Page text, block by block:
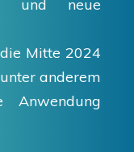
und neue
Mitte 2024
anderem